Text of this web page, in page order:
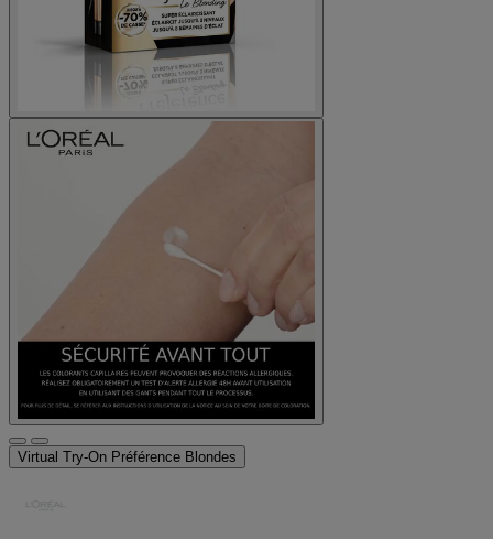
Virtual Try-On Préférence Blondes